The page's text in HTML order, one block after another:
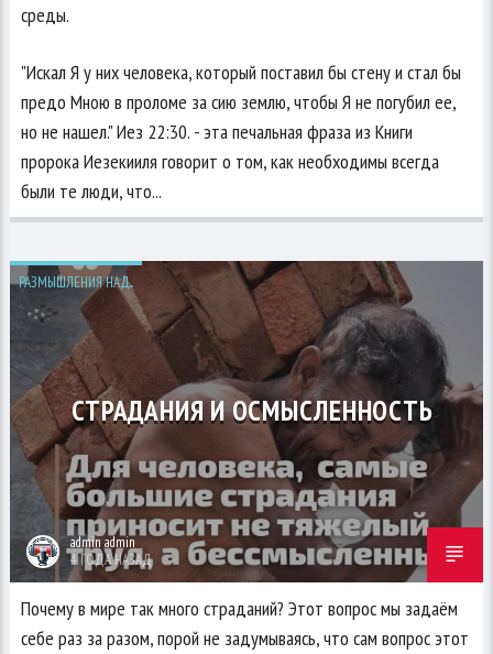
среды.
"Искал Я у них человека, который поставил бы стену и стал бы
предо Мною в проломе за сию землю, чтобы Я не погубил ее,
но не нашел." Иез 22:30. - эта печальная фраза из Книги
пророка Иезекииля говорит о том, как необходимы всегда
были те люди, что...
РАЗМЫШЛЕНИЯ НАД...
СТРАДАНИЯ И ОСМЫСЛЕННОСТЬ
admin admin
4 ГОДА НАЗАД
Почему в мире так много страданий? Этот вопрос мы задаём
себе раз за разом, порой не задумываясь, что сам вопрос этот